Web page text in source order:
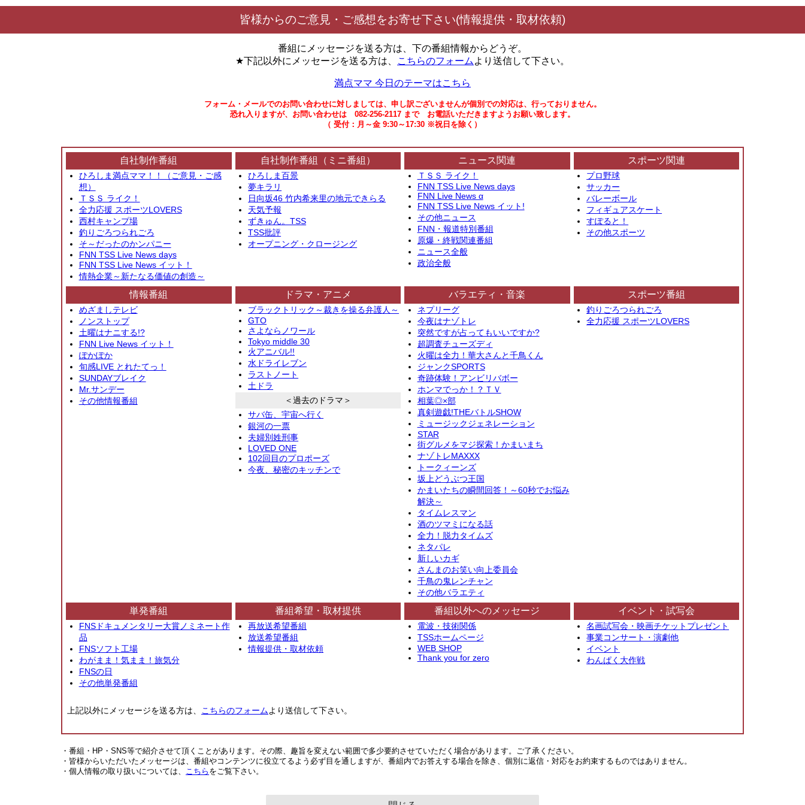
皆様からのご意見・ご感想をお寄せ下さい(情報提供・取材依頼)
番組にメッセージを送る方は、下の番組情報からどうぞ。
★下記以外にメッセージを送る方は、
こちらのフォーム より送信して下さい。
満点ママ 今日のテーマはこちら
フォーム・メールでのお問い合わせに対しましては、申し訳ございませんが個別での対応は、行っておりません。
恐れ入りますが、お問い合わせは 082-256-2117 まで お電話いただきますようお願い致します。
（ 受付：月～金 9:30～17:30 ※祝日を除く）
自社制作番組
ひろしま満点ママ！！（ご意見・ご感
想）
ＴＳＳ ライク！
全力応援 スポーツLOVERS
西村キャンプ場
釣りごろつられごろ
そ～だったのかンパニー
FNN TSS Live News days
FNN TSS Live News イット！
情熱企業～新たなる価値の創造～
自社制作番組（ミニ番組）
ひろしま百景
夢キラリ
日向坂46 竹内希来里の地元できらる
天気予報
ずきゅん。TSS
TSS批評
オープニング・クロージング
ニュース関連
ＴＳＳ ライク！
FNN TSS Live News days
FNN Live News α
FNN TSS Live News イット!
その他ニュース
FNN・報道特別番組
原爆・終戦関連番組
ニュース全般
政治全般
スポーツ関連
プロ野球
サッカー
バレーボール
フィギュアスケート
すぽると！
その他スポーツ
情報番組
めざましテレビ
ノンストップ
土曜はナニする!?
FNN Live News イット！
ぽかぽか
旬感LIVE とれたてっ！
SUNDAYブレイク
Mr.サンデー
その他情報番組
ドラマ・アニメ
ブラックトリック～裁きを操る弁護人～
GTO
さよならノワール
Tokyo middle 30
火アニバル!!
水ドライレブン
ラストノート
土ドラ
＜過去のドラマ＞
サバ缶、宇宙へ行く
銀河の一票
夫婦別姓刑事
LOVED ONE
102回目のプロポーズ
今夜、秘密のキッチンで
バラエティ・音楽
ネプリーグ
今夜はナゾトレ
突然ですが占ってもいいですか?
超調査チューズディ
火曜は全力！華大さんと千鳥くん
ジャンクSPORTS
奇跡体験！アンビリバボー
ホンマでっか！？ＴＶ
相葉◎×部
真剣遊戯!THEバトルSHOW
ミュージックジェネレーション
STAR
街グルメをマジ探索！かまいまち
ナゾトレMAXXX
トークィーンズ
坂上どうぶつ王国
かまいたちの瞬間回答！～60秒でお悩み
解決～
タイムレスマン
酒のツマミになる話
全力！脱力タイムズ
ネタパレ
新しいカギ
さんまのお笑い向上委員会
千鳥の鬼レンチャン
その他バラエティ
スポーツ番組
釣りごろつられごろ
全力応援 スポーツLOVERS
単発番組
FNSドキュメンタリー大賞ノミネート作
品
FNSソフト工場
わがまま！気まま！旅気分
FNSの日
その他単発番組
番組希望・取材提供
再放送希望番組
放送希望番組
情報提供・取材依頼
番組以外へのメッセージ
電波・技術関係
TSSホームページ
WEB SHOP
Thank you for zero
イベント・試写会
名画試写会・映画チケットプレゼント
事業コンサート・演劇他
イベント
わんぱく大作戦
上記以外にメッセージを送る方は、 こちらのフォームより送信して下さい。
・番組・HP・SNS等で紹介させて頂くことがあります。その際、趣旨を変えない範囲で多少要約させていただく場合があります。ご了承ください。
・皆様からいただいたメッセージは、番組やコンテンツに役立てるよう必ず目を通しますが、番組内でお答えする場合を除き、個別に返信・対応をお約束するものではありません。
・個人情報の取り扱いについては、
こちら をご覧下さい。